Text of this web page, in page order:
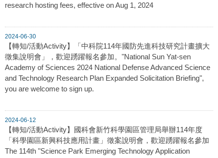
research hosting fees, effective on Aug 1, 2024
2024-06-30
【轉知/活動Activity】「中科院114年國防先進科技研究計畫擴大
徵集說明會」，歡迎踴躍報名參加。"National Sun Yat-sen
Academy of Sciences 2024 National Defense Advanced Science
and Technology Research Plan Expanded Solicitation Briefing",
you are welcome to sign up.
2024-06-12
【轉知/活動Activity】國科會新竹科學園區管理局舉辦114年度
「科學園區新興科技應用計畫」徵案說明會，歡迎踴躍報名參加
The 114th "Science Park Emerging Technology Application